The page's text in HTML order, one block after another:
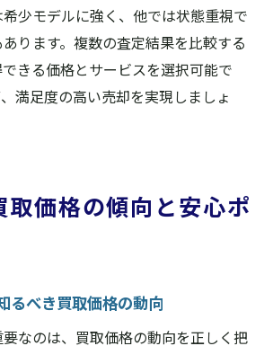
少モデルに強く、他では状態重視で
ります。複数の査定結果を比較する
きる価格とサービスを選択可能で
満足度の高い売却を実現しましょ
取価格の傾向と安心ポ
るべき買取価格の動向
なのは、買取価格の動向を正しく把